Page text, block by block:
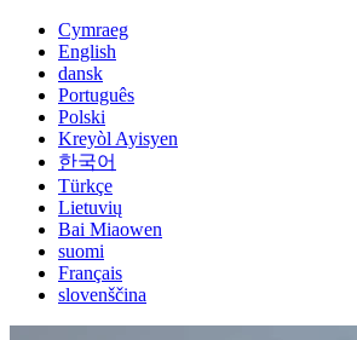
Cymraeg
English
dansk
Português
Polski
Kreyòl Ayisyen
한국어
Türkçe
Lietuvių
Bai Miaowen
suomi
Français
slovenščina